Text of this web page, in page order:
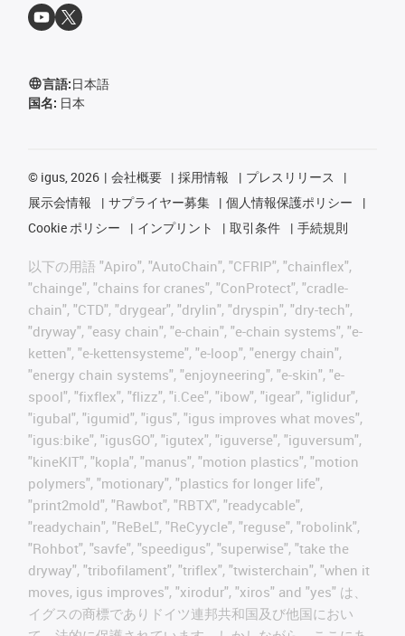
言語:日本語
国名: 日本
© igus, 2026 会社概要 採用情報
プレスリリース
展示会情報
サプライヤー募集
個人情報保護ポリシー
Cookie ポリシー
インプリント 取引条件 手続規則
以下の用語 "Apiro", "AutoChain", "CFRIP", "chainflex",
"chainge", "chains for cranes", "ConProtect", "cradle-
chain", "CTD", "drygear", "drylin", "dryspin", "dry-tech",
"dryway", "easy chain", "e-chain", "e-chain systems", "e-
ketten", "e-kettensysteme", "e-loop", "energy chain",
"energy chain systems", "enjoyneering", "e-skin", "e-
spool", "fixflex", "flizz", "i.Cee", "ibow", "igear", "iglidur",
"igubal", "igumid", "igus", "igus improves what moves",
"igus:bike", "igusGO", "igutex", "iguverse", "iguversum",
"kineKIT", "kopla", "manus", "motion plastics", "motion
polymers", "motionary", "plastics for longer life",
"print2mold", "Rawbot", "RBTX", "readycable",
"readychain", "ReBeL", "ReCyycle", "reguse", "robolink",
"Rohbot", "savfe", "speedigus", "superwise", "take the
dryway", "tribofilament", "triflex", "twisterchain", "when it
moves, igus improves", "xirodur", "xiros" and "yes" は、
イグスの商標でありドイツ連邦共和国及び他国におい